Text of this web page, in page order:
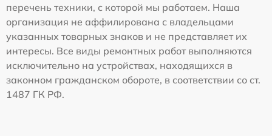
перечень техники, с которой мы работаем. Наша
организация не аффилирована с владельцами
указанных товарных знаков и не представляет их
интересы. Все виды ремонтных работ выполняются
исключительно на устройствах, находящихся в
законном гражданском обороте, в соответствии со ст.
1487 ГК РФ.